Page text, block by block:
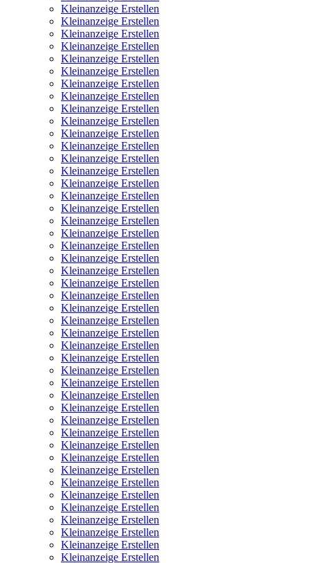
Kleinanzeige Erstellen
Kleinanzeige Erstellen
Kleinanzeige Erstellen
Kleinanzeige Erstellen
Kleinanzeige Erstellen
Kleinanzeige Erstellen
Kleinanzeige Erstellen
Kleinanzeige Erstellen
Kleinanzeige Erstellen
Kleinanzeige Erstellen
Kleinanzeige Erstellen
Kleinanzeige Erstellen
Kleinanzeige Erstellen
Kleinanzeige Erstellen
Kleinanzeige Erstellen
Kleinanzeige Erstellen
Kleinanzeige Erstellen
Kleinanzeige Erstellen
Kleinanzeige Erstellen
Kleinanzeige Erstellen
Kleinanzeige Erstellen
Kleinanzeige Erstellen
Kleinanzeige Erstellen
Kleinanzeige Erstellen
Kleinanzeige Erstellen
Kleinanzeige Erstellen
Kleinanzeige Erstellen
Kleinanzeige Erstellen
Kleinanzeige Erstellen
Kleinanzeige Erstellen
Kleinanzeige Erstellen
Kleinanzeige Erstellen
Kleinanzeige Erstellen
Kleinanzeige Erstellen
Kleinanzeige Erstellen
Kleinanzeige Erstellen
Kleinanzeige Erstellen
Kleinanzeige Erstellen
Kleinanzeige Erstellen
Kleinanzeige Erstellen
Kleinanzeige Erstellen
Kleinanzeige Erstellen
Kleinanzeige Erstellen
Kleinanzeige Erstellen
Kleinanzeige Erstellen